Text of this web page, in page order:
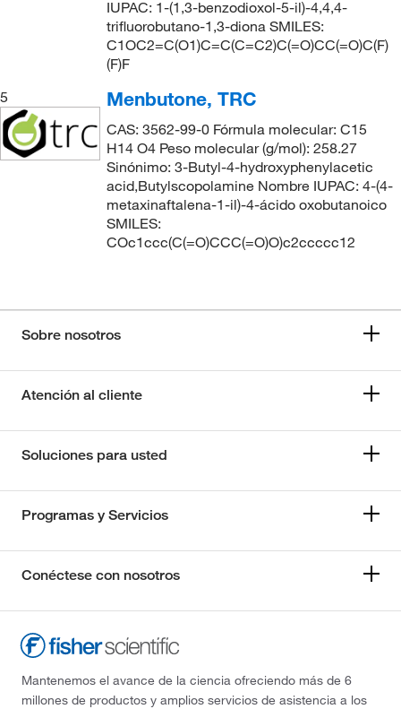
IUPAC: 1-(1,3-benzodioxol-5-il)-4,4,4-
trifluorobutano-1,3-diona SMILES:
C1OC2=C(O1)C=C(C=C2)C(=O)CC(=O)C(F)
(F)F
5
Menbutone, TRC
CAS: 3562-99-0 Fórmula molecular: C15
H14 O4 Peso molecular (g/mol): 258.27
Sinónimo: 3-Butyl-4-hydroxyphenylacetic
acid,Butylscopolamine Nombre IUPAC: 4-(4-
metaxinaftalena-1-il)-4-ácido oxobutanoico
SMILES:
COc1ccc(C(=O)CCC(=O)O)c2ccccc12
Sobre nosotros
Atención al cliente
Soluciones para usted
Programas y Servicios
Conéctese con nosotros
Mantenemos el avance de la ciencia ofreciendo más de 6
millones de productos y amplios servicios de asistencia a los